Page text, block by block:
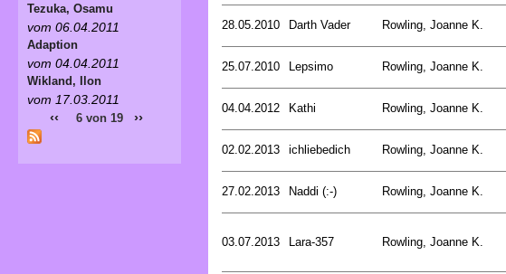
28.05.2010 Darth Vader Rowling, Joanne K.
25.07.2010 Lepsimo Rowling, Joanne K.
04.04.2012 Kathi Rowling, Joanne K.
02.02.2013 ichliebedich Rowling, Joanne K.
27.02.2013 Naddi (:-) Rowling, Joanne K.
03.07.2013 Lara-357 Rowling, Joanne K.
Tezuka, Osamu
vom 06.04.2011
Adaption
vom 04.04.2011
Wikland, Ilon
vom 17.03.2011
‹‹ 6 von 19 ››